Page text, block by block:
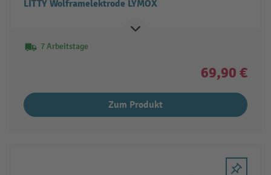
LITTY Wolframelektrode LYMOX
7 Arbeitstage
69,90 €
Zum Produkt